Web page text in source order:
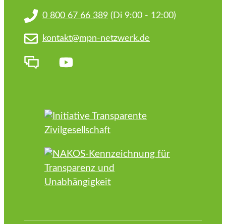
0 800 67 66 389 (Di 9:00 - 12:00)
kontakt@mpn-netzwerk.de